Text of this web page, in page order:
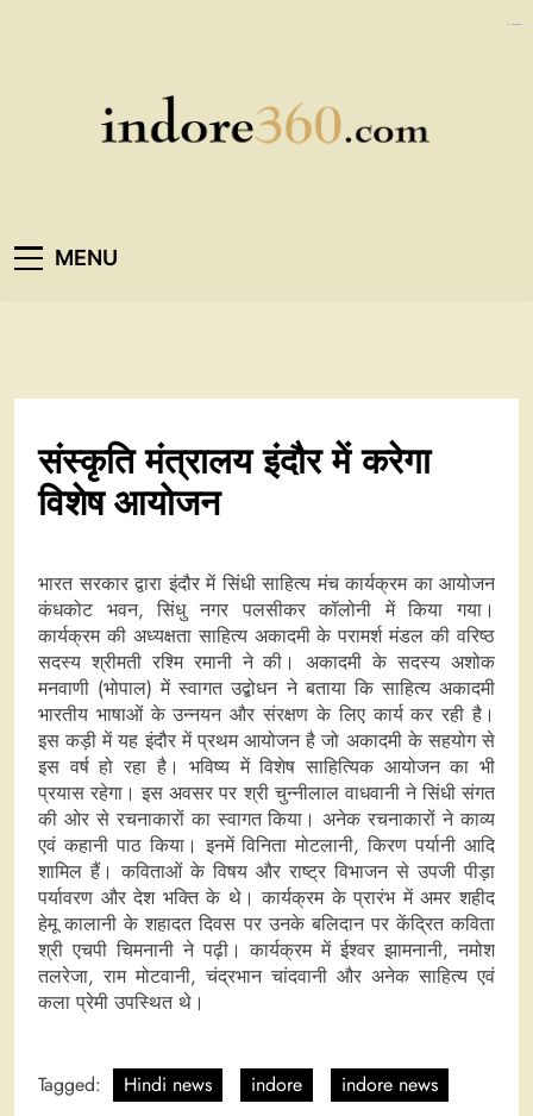
Indore360
MENU
संस्कृति मंत्रालय इंदौर में करेगा
विशेष आयोजन
भारत सरकार द्वारा इंदौर में सिंधी साहित्य मंच कार्यक्रम का आयोजन
कंधकोट भवन, सिंधु नगर पलसीकर कॉलोनी में किया गया।
कार्यक्रम की अध्यक्षता साहित्य अकादमी के परामर्श मंडल की वरिष्ठ
सदस्य श्रीमती रश्मि रमानी ने की। अकादमी के सदस्य अशोक
मनवाणी (भोपाल) में स्वागत उद्बोधन ने बताया कि साहित्य अकादमी
भारतीय भाषाओं के उन्नयन और संरक्षण के लिए कार्य कर रही है।
इस कड़ी में यह इंदौर में प्रथम आयोजन है जो अकादमी के सहयोग से
इस वर्ष हो रहा है। भविष्य में विशेष साहित्यिक आयोजन का भी
प्रयास रहेगा। इस अवसर पर श्री चुन्नीलाल वाधवानी ने सिंधी संगत
की ओर से रचनाकारों का स्वागत किया। अनेक रचनाकारों ने काव्य
एवं कहानी पाठ किया। इनमें विनिता मोटलानी, किरण पर्यानी आदि
शामिल हैं। कविताओं के विषय और राष्ट्र विभाजन से उपजी पीड़ा
पर्यावरण और देश भक्ति के थे। कार्यक्रम के प्रारंभ में अमर शहीद
हेमू कालानी के शहादत दिवस पर उनके बलिदान पर केंद्रित कविता
श्री एचपी चिमनानी ने पढ़ी। कार्यक्रम में ईश्वर झामनानी, नमोश
तलरेजा, राम मोटवानी, चंद्रभान चांदवानी और अनेक साहित्य एवं
कला प्रेमी उपस्थित थे।
Tagged: Hindi news indore indore news